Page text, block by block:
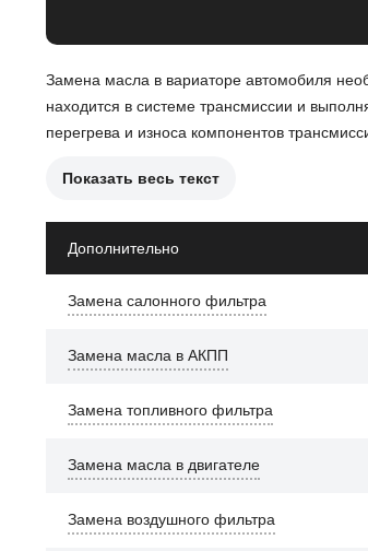
Замена масла в вариаторе автомобиля
находится в системе трансмиссии и
перегрева и износа компонентов
Причины замены масла в вариаторе могут
Появление посторонних частиц в
Нарушение работы трансмиссии,
После замены масла в вариаторе
Показать весь текст
Дополнительно
Замена салонного фильтра
Замена масла в АКПП
Замена топливного фильтра
Замена масла в двигателе
Замена воздушного фильтра